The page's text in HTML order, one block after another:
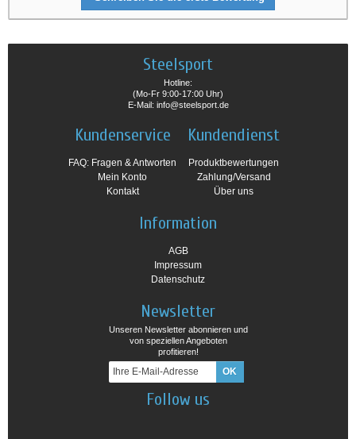
Steelsport
Hotline:
(Mo-Fr 9:00-17:00 Uhr)
E-Mail: info@steelsport.de
Kundenservice
FAQ: Fragen & Antworten
Mein Konto
Kontakt
Kundendienst
Produktbewertungen
Zahlung/Versand
Über uns
Information
AGB
Impressum
Datenschutz
Newsletter
Unseren Newsletter abonnieren und
von speziellen Angeboten
profitieren!
Follow us